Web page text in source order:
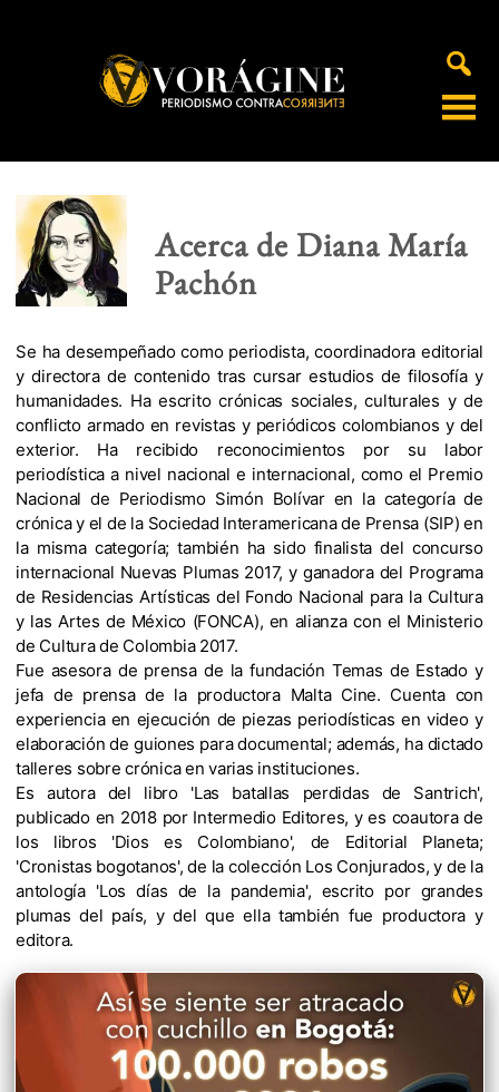
Acerca de Diana María
Pachón
Se ha desempeñado como periodista, coordinadora editorial
y directora de contenido tras cursar estudios de filosofía y
humanidades. Ha escrito crónicas sociales, culturales y de
conflicto armado en revistas y periódicos colombianos y del
exterior. Ha recibido reconocimientos por su labor
periodística a nivel nacional e internacional, como el Premio
Nacional de Periodismo Simón Bolívar en la categoría de
crónica y el de la Sociedad Interamericana de Prensa (SIP) en
la misma categoría; también ha sido finalista del concurso
internacional Nuevas Plumas 2017, y ganadora del Programa
de Residencias Artísticas del Fondo Nacional para la Cultura
y las Artes de México (FONCA), en alianza con el Ministerio
de Cultura de Colombia 2017.
Fue asesora de prensa de la fundación Temas de Estado y
jefa de prensa de la productora Malta Cine. Cuenta con
experiencia en ejecución de piezas periodísticas en video y
elaboración de guiones para documental; además, ha dictado
talleres sobre crónica en varias instituciones.
Es autora del libro 'Las batallas perdidas de Santrich',
publicado en 2018 por Intermedio Editores, y es coautora de
los libros 'Dios es Colombiano', de Editorial Planeta;
'Cronistas bogotanos', de la colección Los Conjurados, y de la
antología 'Los días de la pandemia', escrito por grandes
plumas del país, y del que ella también fue productora y
editora.